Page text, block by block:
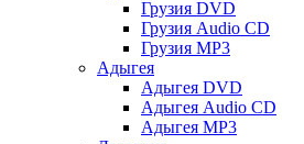
Грузия DVD
Грузия Audio CD
Грузия MP3
Адыгея
Адыгея DVD
Адыгея Audio CD
Адыгея MP3